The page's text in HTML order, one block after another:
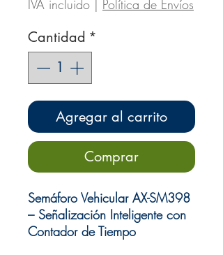
IVA incluido | Política de Envíos
Cantidad *
Agregar al carrito
Comprar
Semáforo Vehicular AX-SM398
– Señalización Inteligente con
Contador de Tiempo